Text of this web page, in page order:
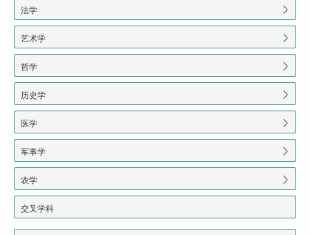
法学
艺术学
哲学
历史学
医学
军事学
农学
交叉学科